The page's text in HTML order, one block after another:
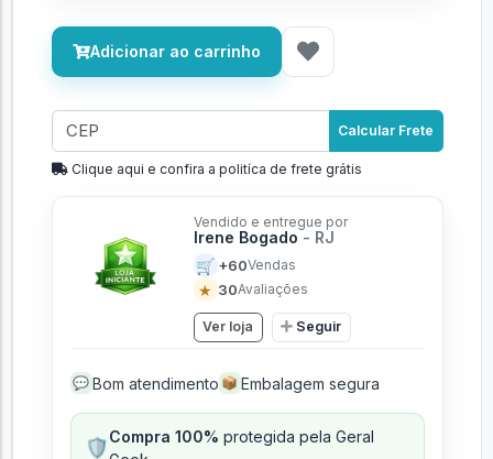
Adicionar ao carrinho
Calcular Frete
Clique aqui e confira a politíca de frete grátis
Vendido e entregue por
Irene Bogado - RJ
🛒 +60Vendas
★ 30Avaliações
Ver loja Seguir
💬 Bom atendimento 📦 Embalagem segura
🛡️Compra 100% protegida pela Geral